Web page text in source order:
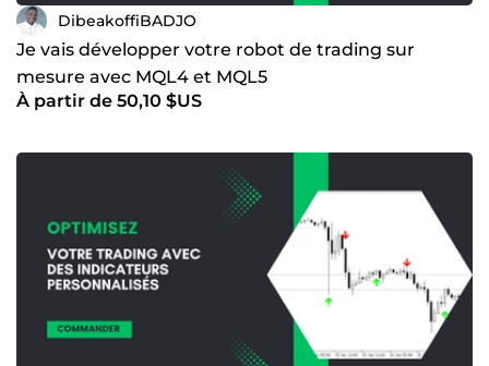
DibeakoffiBADJO
Je vais développer votre robot de trading sur
mesure avec MQL4 et MQL5
À partir de 50,10 $US